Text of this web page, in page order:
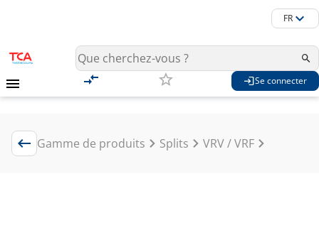
FR
Se connecter
Gamme de produits Splits VRV / VRF